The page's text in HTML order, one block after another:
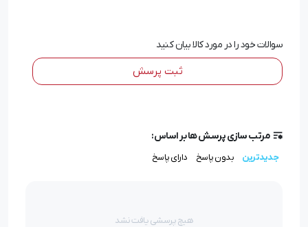
سوالات خود را در مورد کالا بیان کنید
ثبت پرسش
مرتب سازی پرسش ها بر اساس:
جدیدترین بدون پاسخ دارای پاسخ
هیچ پرسشی یافت نشد